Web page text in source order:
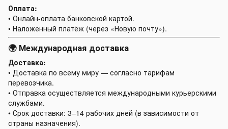
Оплата:
• Онлайн-оплата банковской картой.
• Наложенный платёж (через «Новую почту»).
🌍 Международная доставка
Доставка:
• Доставка по всему миру — согласно тарифам
перевозчика.
• Отправка осуществляется международными курьерскими
службами.
• Срок доставки: 3–14 рабочих дней (в зависимости от
страны назначения).